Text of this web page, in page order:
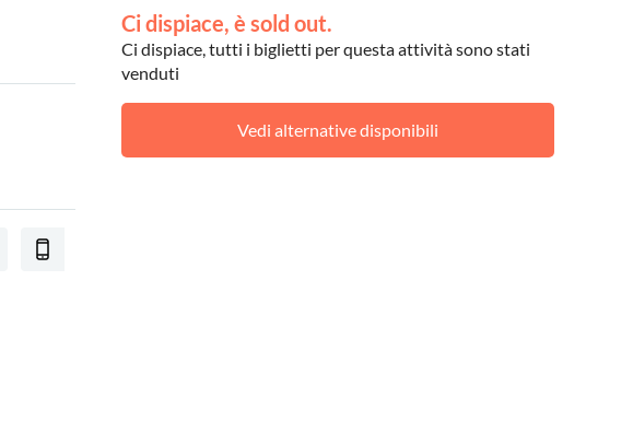
Ci dispiace, è sold out.
Ci dispiace, tutti i biglietti per questa attività sono stati
venduti
Vedi alternative disponibili